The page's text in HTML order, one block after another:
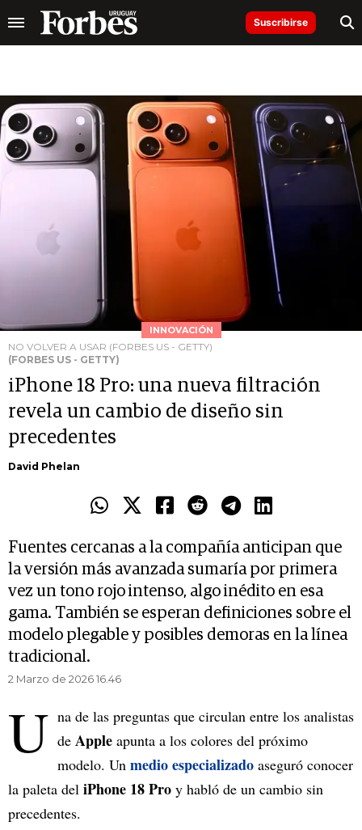
Suscribirse
INNOVACIÓN
NO VOLVER A USAR (FORBES US - GETTY)
(FORBES US - GETTY)
iPhone 18 Pro: una nueva filtración
revela un cambio de diseño sin
precedentes
David Phelan
Fuentes cercanas a la compañía anticipan que
la versión más avanzada sumaría por primera
vez un tono rojo intenso, algo inédito en esa
gama. También se esperan definiciones sobre el
modelo plegable y posibles demoras en la línea
tradicional.
2 Marzo de 2026 16.46
U na de las preguntas que circulan entre los analistas
de Apple apunta a los colores del próximo
modelo. Un medio especializado aseguró conocer
la paleta del iPhone 18 Pro y habló de un cambio sin
precedentes.